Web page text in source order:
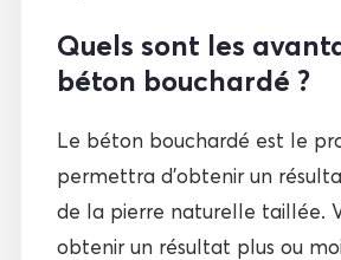
Quels sont les
béton bouchardé ?
Le béton bouchardé est le
permettra d’obtenir un
de la pierre naturelle taillée.
obtenir un résultat plus ou